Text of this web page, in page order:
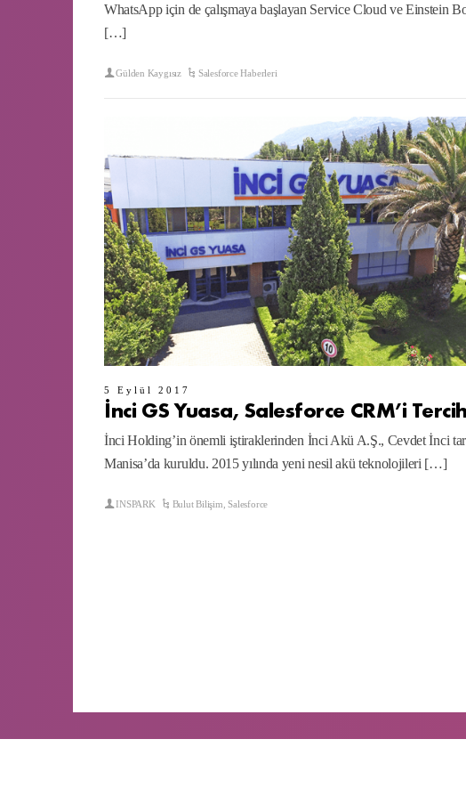
WhatsApp için de çalışmaya başlayan Service Cloud ve Einstein
[…]
Gülden Kaygısız Salesforce Haberleri
5 Eylül 2017
İnci GS Yuasa, Salesforce CRM’i
İnci Holding’in önemli iştiraklerinden İnci Akü A.Ş., Cevdet İnci
Manisa’da kuruldu. 2015 yılında yeni nesil akü teknolojileri […]
INSPARK Bulut Bilişim ,Salesforce